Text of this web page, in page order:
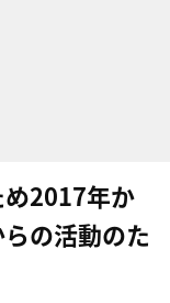
め2017年か
の活動のた